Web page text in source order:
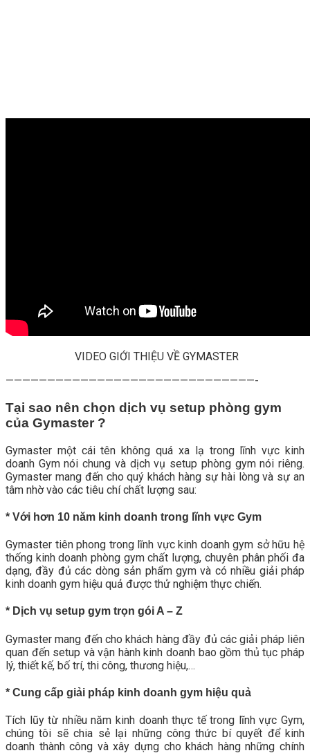
VIDEO GIỚI THIỆU VỀ GYMASTER
——————————————————————————————-
Tại sao nên chọn dịch vụ setup phòng gym
của Gymaster ?
Gymaster một cái tên không quá xa lạ trong lĩnh vực kinh
doanh Gym nói chung và dịch vụ setup phòng gym nói riêng.
Gymaster mang đến cho quý khách hàng sự hài lòng và sự an
tâm nhờ vào các tiêu chí chất lượng sau:
* Với hơn 10 năm kinh doanh trong lĩnh vực Gym
Gymaster tiên phong trong lĩnh vực kinh doanh gym sở hữu hệ
thống kinh doanh phòng gym chất lượng, chuyên phân phối đa
dạng, đầy đủ các dòng sản phẩm gym và có nhiều giải pháp
kinh doanh gym hiệu quả được thử nghiệm thực chiến.
* Dịch vụ setup gym trọn gói A – Z
Gymaster mang đến cho khách hàng đầy đủ các giải pháp liên
quan đến setup và vận hành kinh doanh bao gồm thủ tục pháp
lý, thiết kế, bố trí, thi công, thương hiệu,…
* Cung cấp giải pháp kinh doanh gym hiệu quả
Tích lũy từ nhiều năm kinh doanh thực tế trong lĩnh vực Gym,
chúng tôi sẽ chia sẻ lại những công thức bí quyết để kinh
doanh thành công và xây dựng cho khách hàng những chính